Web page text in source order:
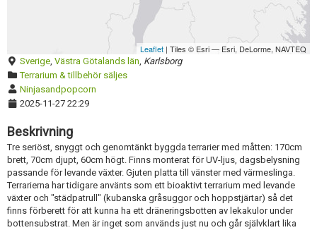
Leaflet | Tiles © Esri — Esri, DeLorme, NAVTEQ
Sverige, Västra Götalands län, Karlsborg
Terrarium & tillbehör säljes
Ninjasandpopcorn
2025-11-27 22:29
Beskrivning
Tre seriöst, snyggt och genomtänkt byggda terrarier med måtten: 170cm
brett, 70cm djupt, 60cm högt. Finns monterat för UV-ljus, dagsbelysning
passande för levande växter. Gjuten platta till vänster med värmeslinga.
Terrarierna har tidigare använts som ett bioaktivt terrarium med levande
växter och "städpatrull" (kubanska gråsuggor och hoppstjärtar) så det
finns förberett för att kunna ha ett dräneringsbotten av lekakulor under
bottensubstrat. Men är inget som används just nu och går självklart lika
Redigera annons